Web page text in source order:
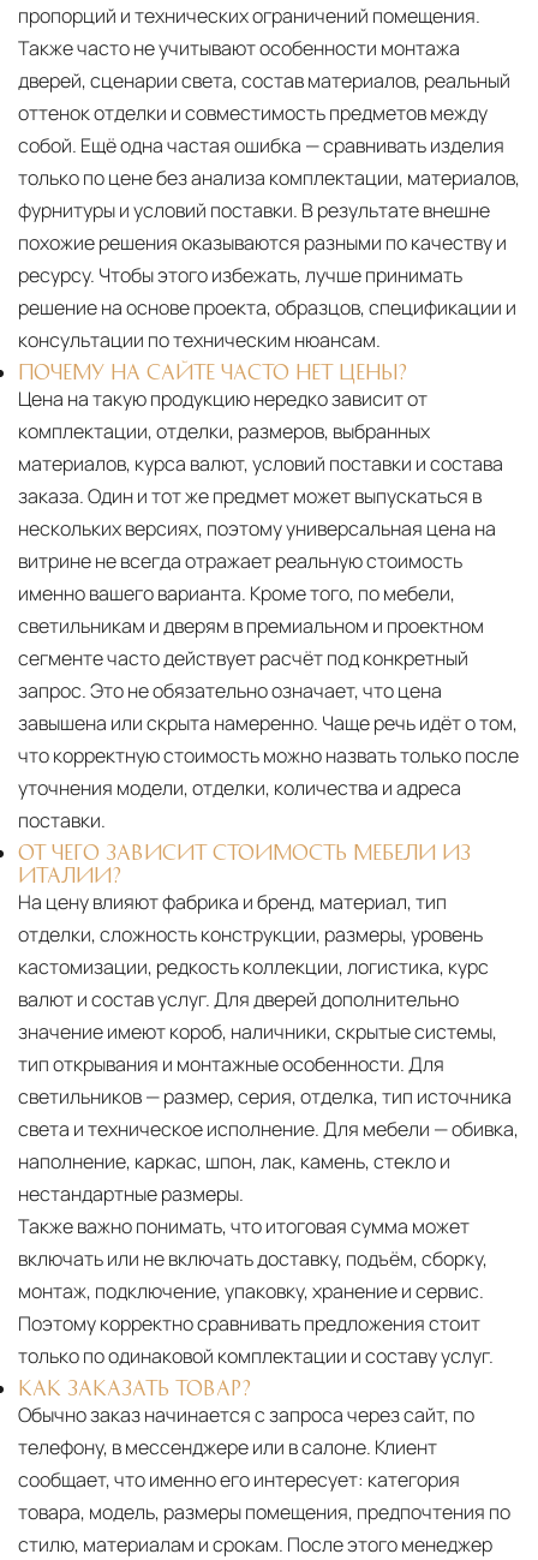
пропорций и технических ограничений помещения.
Также часто не учитывают особенности монтажа
дверей, сценарии света, состав материалов, реальный
оттенок отделки и совместимость предметов между
собой. Ещё одна частая ошибка — сравнивать изделия
только по цене без анализа комплектации, материалов,
фурнитуры и условий поставки. В результате внешне
похожие решения оказываются разными по качеству и
ресурсу. Чтобы этого избежать, лучше принимать
решение на основе проекта, образцов, спецификации и
консультации по техническим нюансам.
ПОЧЕМУ НА САЙТЕ ЧАСТО НЕТ ЦЕНЫ?
Цена на такую продукцию нередко зависит от
комплектации, отделки, размеров, выбранных
материалов, курса валют, условий поставки и состава
заказа. Один и тот же предмет может выпускаться в
нескольких версиях, поэтому универсальная цена на
витрине не всегда отражает реальную стоимость
именно вашего варианта. Кроме того, по мебели,
светильникам и дверям в премиальном и проектном
сегменте часто действует расчёт под конкретный
запрос. Это не обязательно означает, что цена
завышена или скрыта намеренно. Чаще речь идёт о том,
что корректную стоимость можно назвать только после
уточнения модели, отделки, количества и адреса
поставки.
ОТ ЧЕГО ЗАВИСИТ СТОИМОСТЬ МЕБЕЛИ ИЗ
ИТАЛИИ?
На цену влияют фабрика и бренд, материал, тип
отделки, сложность конструкции, размеры, уровень
кастомизации, редкость коллекции, логистика, курс
валют и состав услуг. Для дверей дополнительно
значение имеют короб, наличники, скрытые системы,
тип открывания и монтажные особенности. Для
светильников — размер, серия, отделка, тип источника
света и техническое исполнение. Для мебели — обивка,
наполнение, каркас, шпон, лак, камень, стекло и
нестандартные размеры.
Также важно понимать, что итоговая сумма может
включать или не включать доставку, подъём, сборку,
монтаж, подключение, упаковку, хранение и сервис.
Поэтому корректно сравнивать предложения стоит
только по одинаковой комплектации и составу услуг.
КАК ЗАКАЗАТЬ ТОВАР?
Обычно заказ начинается с запроса через сайт, по
телефону, в мессенджере или в салоне. Клиент
сообщает, что именно его интересует: категория
товара, модель, размеры помещения, предпочтения по
стилю, материалам и срокам. После этого менеджер